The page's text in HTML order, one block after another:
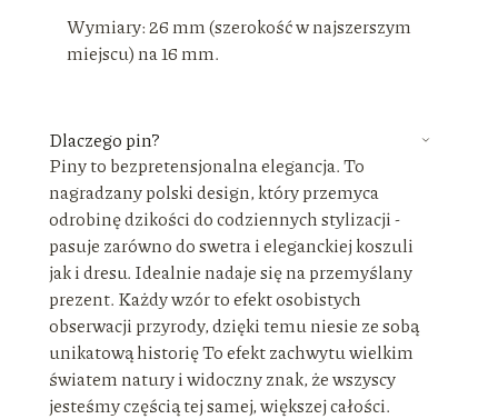
Wymiary: 26 mm (szerokość w najszerszym
miejscu) na 16 mm.
Dlaczego pin?
Piny to bezpretensjonalna elegancja. To
nagradzany polski design, który przemyca
odrobinę dzikości do codziennych stylizacji -
pasuje zarówno do swetra i eleganckiej koszuli
jak i dresu. Idealnie nadaje się na przemyślany
prezent. Każdy wzór to efekt osobistych
obserwacji przyrody, dzięki temu niesie ze sobą
unikatową historię To efekt zachwytu wielkim
światem natury i widoczny znak, że wszyscy
jesteśmy częścią tej samej, większej całości.